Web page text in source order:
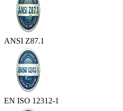
ANSI Z87.1
EN ISO 12312-1